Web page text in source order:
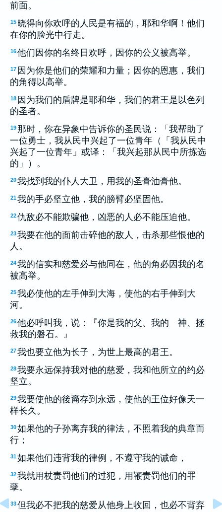
前面。
15 晓得向你欢呼的人民是有福的，耶和华啊！他们
在你的脸光中行走。
16他们因你的名终日欢呼，因你的公义被高举。
17 因为你是他们的荣耀和力量；因你的恩惠，我们
的角得以高举。
18 因为我们的盾牌是耶和华，我们的君王是以色列
的圣者。
19那时，你在异象中告诉你的圣民说：「我帮助了
一位勇士，我从民中兴起了一位青年（「我从民中
兴起了一位青年」或译：「我兴起那从民中所拣选
的」）。
20我找到我的仆人大卫，用我的圣膏油膏他。
21我的手必坚立他，我的膀臂必坚固他。
22仇敌必不能欺骗他，凶恶的人必不能压迫他。
23我要在他的面前击碎他的敌人，击杀那些恨他的
人。
24我的信实和慈爱必与他同在，他的角必因我的名
被高举。
25我必使他的左手伸到大海，使他的右手伸到大
河。
26他必呼叫我，说：『你是我的父、我的 神、拯
救我的磐石。』
27我也要立他为长子，为世上最高的君王。
28我要永远保持我对他的慈爱，我和他所立的约必
坚立。
29我要使他的後裔存到永远，使他的王位好像天一
样长久。
30如果他的子孙离弃我的律法，不照着我的典章而
行；
31如果他们违背我的律例，不遵守我的诫命，
32我就用杖责罚他们的过犯，用鞭责罚他们的罪
孽。
33但我必不把我的慈爱从他身上收回，也必不背弃